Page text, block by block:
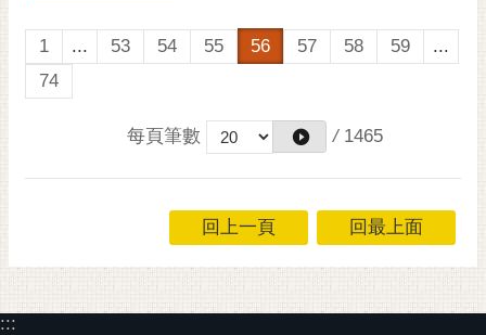
1 ... 53 54 55 56 57 58 59
...
74
每頁筆數 / 1465
回上一頁 回最上面
:::